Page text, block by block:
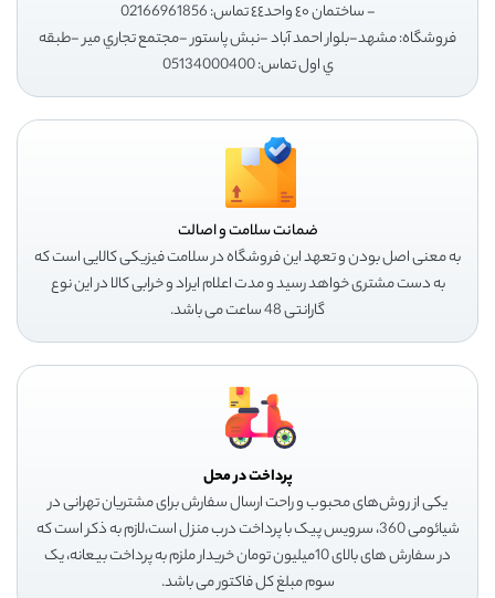
- ساختمان ٤٠ واحد٤٤ تماس: 02166961856
فروشگاه: مشهد-بلوار احمد آباد -نبش پاستور -مجتمع تجاري مير -طبقه
ي اول تماس: 05134000400
ضمانت سلامت و اصالت
به معنی اصل بودن و تعهد این فروشگاه در سلامت فیزیکی کالایی است که
به دست مشتری خواهد رسید و مدت اعلام ایراد و خرابی کالا در این نوع
گارانتی 48 ساعت می باشد.
پرداخت در محل
یکی از روش‌های محبوب و راحت ارسال سفارش برای مشتریان تهرانی در
شیائومی 360، سرویس پیک با پرداخت درب منزل است،لازم به ذکر است که
در سفارش های بالای 10میلیون تومان خریدار ملزم به پرداخت بیعانه، یک
سوم مبلغ کل فاکتور می باشد.